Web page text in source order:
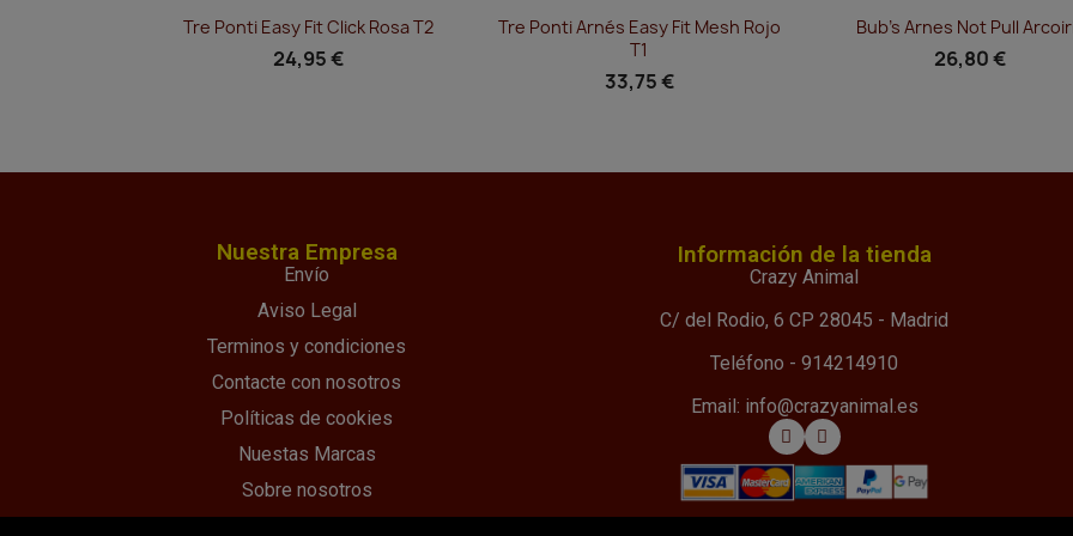
Vista rápida
Tre Ponti Easy Fit Click Rosa T2
24,95 €
Vista rápida
Tre Ponti Arnés Easy Fit Mesh Rojo
T1
33,75 €
Vista rápida
Bub's Arnes Not Pull
26,80 €
Nuestra Empresa
Envío
Aviso Legal
Terminos y condiciones
Contacte con nosotros
Políticas de cookies
Nuestas Marcas
Sobre nosotros
Información de la tienda
Crazy Animal
C/ del Rodio, 6 CP 28045 - Madrid
Teléfono - 914214910
Email: info@crazyanimal.es